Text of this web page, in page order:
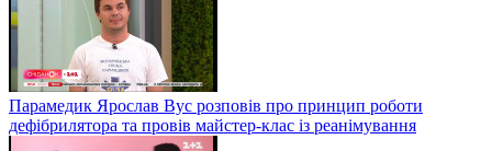
Парамедик Ярослав Вус розповів про принцип роботи
дефібрилятора та провів майстер-клас із реанімування